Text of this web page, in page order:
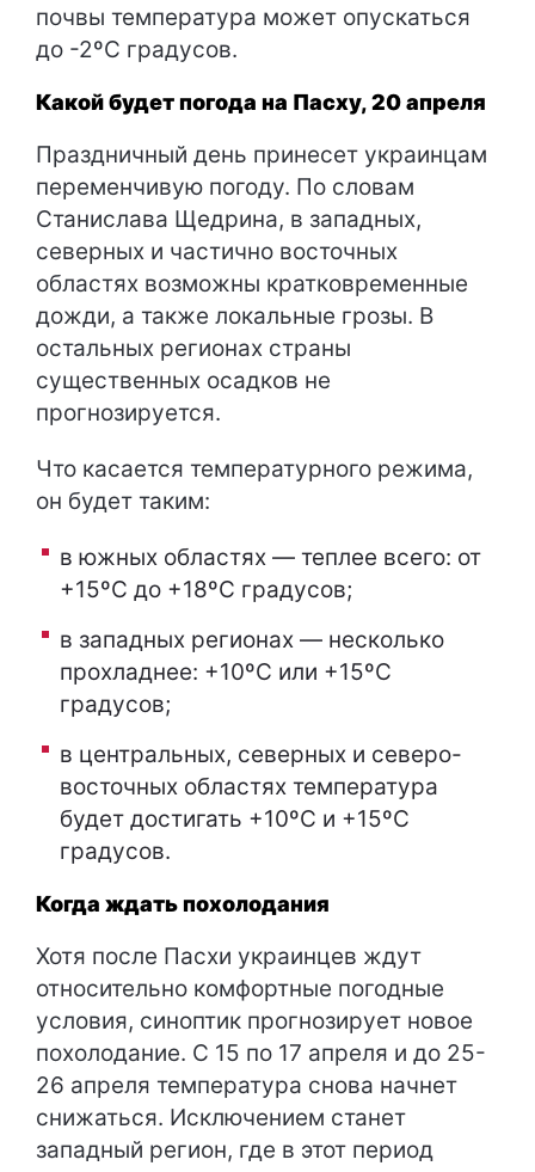
почвы температура может опускаться
до -2ºC градусов.
Какой будет погода на Пасху, 20 апреля
Праздничный день принесет украинцам
переменчивую погоду. По словам
Станислава Щедрина, в западных,
северных и частично восточных
областях возможны кратковременные
дожди, а также локальные грозы. В
остальных регионах страны
существенных осадков не
прогнозируется.
Что касается температурного режима,
он будет таким:
в южных областях — теплее всего: от
+15ºC до +18ºC градусов;
в западных регионах — несколько
прохладнее: +10ºC или +15ºC
градусов;
в центральных, северных и северо-
восточных областях температура
будет достигать +10ºC и +15ºC
градусов.
Когда ждать похолодания
Хотя после Пасхи украинцев ждут
относительно комфортные погодные
условия, синоптик прогнозирует новое
похолодание. С 15 по 17 апреля и до 25-
26 апреля температура снова начнет
снижаться. Исключением станет
западный регион, где в этот период